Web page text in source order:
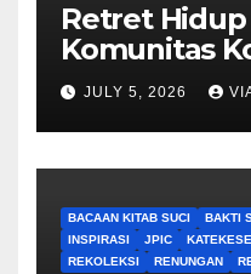
Retret
Komunitas
Bruder Maria
JULY 5, 2026
BACAAN KITAB SUCI BAKTI
INSPIRASI
JPIC KATEKESE
REKOLEKSI
RENUNGAN